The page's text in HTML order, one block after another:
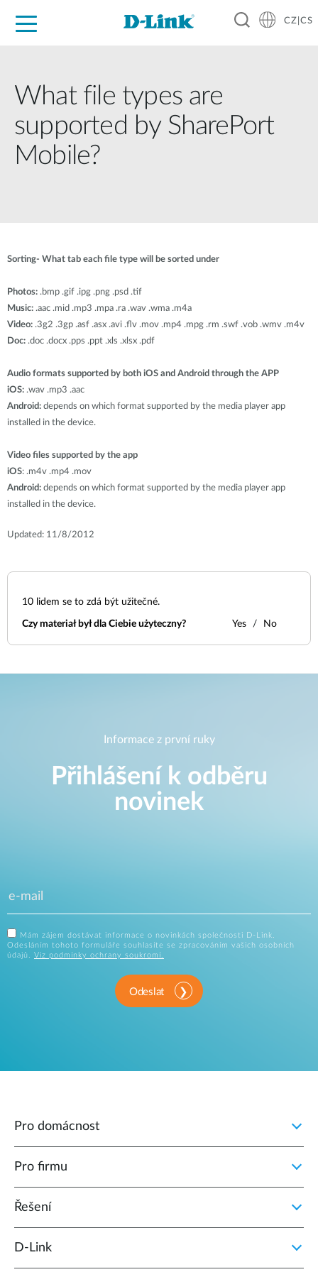
CZ|CS
What file types are
supported by SharePort
Mobile?
Sorting- What tab each file type will be sorted under
Photos: .bmp .gif .ipg .png .psd .tif
Music: .aac .mid .mp3 .mpa .ra .wav .wma .m4a
Video: .3g2 .3gp .asf .asx .avi .flv .mov .mp4 .mpg .rm .swf .vob .wmv .m4v
Doc: .doc .docx .pps .ppt .xls .xlsx .pdf
Audio formats supported by both iOS and Android through the APP
iOS: .wav .mp3 .aac
Android: depends on which format supported by the media player app
installed in the device.
Video files supported by the app
iOS: .m4v .mp4 .mov
Android: depends on which format supported by the media player app
installed in the device.
Updated: 11/8/2012
10 lidem se to zdá být užitečné.
Czy materiał był dla Ciebie użyteczny? Yes No
Informace z první ruky
Přihlášení k odběru
novinek
Mám zájem dostávat informace o novinkách společnosti D-Link.
Odesláním tohoto formuláře souhlasíte se zpracováním vašich osobních
údajů. Viz podmínky ochrany soukromí.
Odeslat
Pro domácnost
Pro firmu
Řešení
D‑Link